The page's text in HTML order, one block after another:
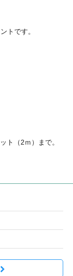
トです。
ト（2ｍ）まで。